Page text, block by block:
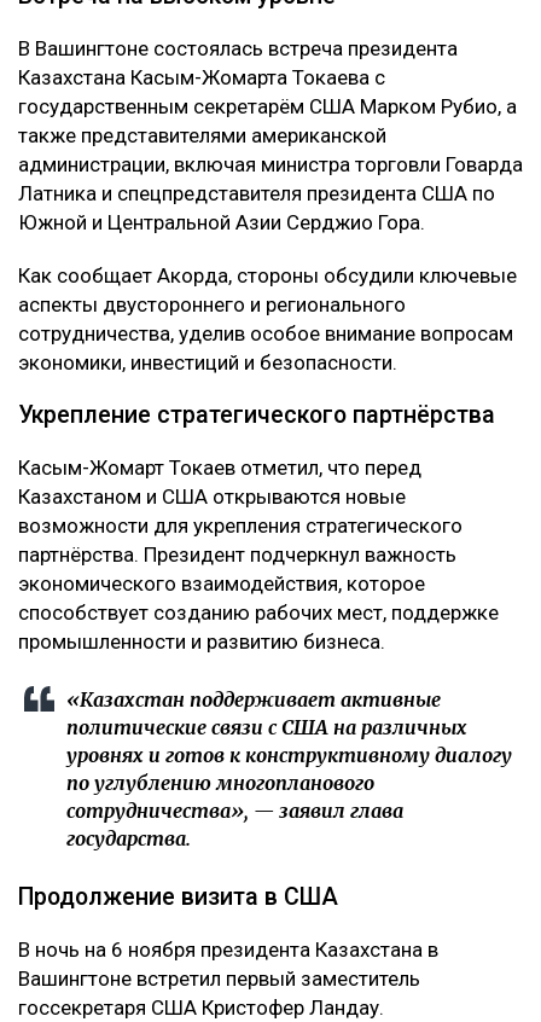
В Вашингтоне состоялась встреча президента
Казахстана Касым-Жомарта Токаева с
государственным секретарём США Марком Рубио, а
также представителями американской
администрации, включая министра торговли Говарда
Латника и спецпредставителя президента США по
Южной и Центральной Азии Серджио Гора.
Как сообщает Акорда, стороны обсудили ключевые
аспекты двустороннего и регионального
сотрудничества, уделив особое внимание вопросам
экономики, инвестиций и безопасности.
Укрепление стратегического партнёрства
Касым-Жомарт Токаев отметил, что перед
Казахстаном и США открываются новые
возможности для укрепления стратегического
партнёрства. Президент подчеркнул важность
экономического взаимодействия, которое
способствует созданию рабочих мест, поддержке
промышленности и развитию бизнеса.
«Казахстан поддерживает активные
политические связи с США на различных
уровнях и готов к конструктивному диалогу
по углублению многопланового
сотрудничества», — заявил глава
государства.
Продолжение визита в США
В ночь на 6 ноября президента Казахстана в
Вашингтоне встретил первый заместитель
госсекретаря США Кристофер Ландау.